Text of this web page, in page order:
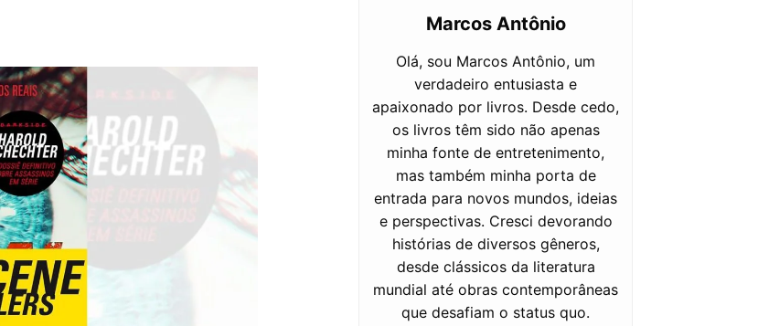
Marcos Antônio
Olá, sou Marcos Antônio, um
verdadeiro entusiasta e
apaixonado por livros. Desde cedo,
os livros têm sido não apenas
minha fonte de entretenimento,
mas também minha porta de
entrada para novos mundos, ideias
e perspectivas. Cresci devorando
histórias de diversos gêneros,
desde clássicos da literatura
mundial até obras contemporâneas
que desafiam o status quo.